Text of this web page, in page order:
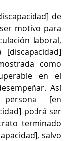
de
motivo para
laboral,
como
en el
Así
[en
podrá ser
terminado
salvo